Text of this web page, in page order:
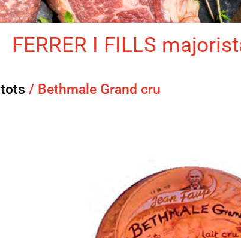
FERRER I FILLS
tots / Bethmale Grand cru